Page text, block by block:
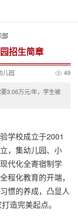
招生简章
儿园 49
3.06万元/年，学生被
学校成立于2001
，集幼儿园、小
代化全寄宿制学
程化教育的开端，
惯的养成，凸显人
造完美起点。